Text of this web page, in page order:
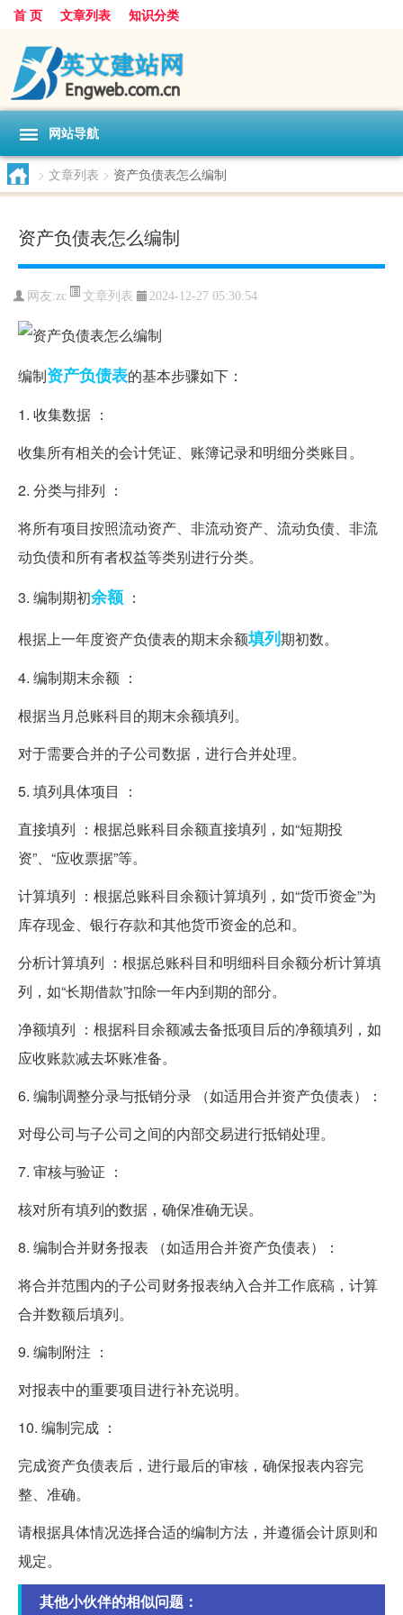
首 页 文章列表 知识分类
网站导航
> 文章列表 > 资产负债表怎么编制
资产负债表怎么编制
网友:zc 文章列表 2024-12-27 05:30:54
编制资产负债表的基本步骤如下：
1. 收集数据 ：
收集所有相关的会计凭证、账簿记录和明细分类账目。
2. 分类与排列 ：
将所有项目按照流动资产、非流动资产、流动负债、非流
动负债和所有者权益等类别进行分类。
3. 编制期初余额 ：
根据上一年度资产负债表的期末余额填列期初数。
4. 编制期末余额 ：
根据当月总账科目的期末余额填列。
对于需要合并的子公司数据，进行合并处理。
5. 填列具体项目 ：
直接填列 ：根据总账科目余额直接填列，如“短期投
资”、“应收票据”等。
计算填列 ：根据总账科目余额计算填列，如“货币资金”为
库存现金、银行存款和其他货币资金的总和。
分析计算填列 ：根据总账科目和明细科目余额分析计算填
列，如“长期借款”扣除一年内到期的部分。
净额填列 ：根据科目余额减去备抵项目后的净额填列，如
应收账款减去坏账准备。
6. 编制调整分录与抵销分录 （如适用合并资产负债表）：
对母公司与子公司之间的内部交易进行抵销处理。
7. 审核与验证 ：
核对所有填列的数据，确保准确无误。
8. 编制合并财务报表 （如适用合并资产负债表）：
将合并范围内的子公司财务报表纳入合并工作底稿，计算
合并数额后填列。
9. 编制附注 ：
对报表中的重要项目进行补充说明。
10. 编制完成 ：
完成资产负债表后，进行最后的审核，确保报表内容完
整、准确。
请根据具体情况选择合适的编制方法，并遵循会计原则和
规定。
其他小伙伴的相似问题：